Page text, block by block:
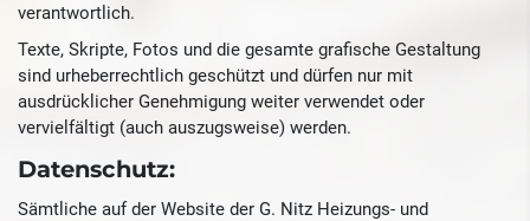
verantwortlich.
Texte, Skripte, Fotos und die gesamte grafische Gestaltung
sind urheberrechtlich geschützt und dürfen nur mit
ausdrücklicher Genehmigung weiter verwendet oder
vervielfältigt (auch auszugsweise) werden.
Datenschutz:
Sämtliche auf der Website der G. Nitz Heizungs- und